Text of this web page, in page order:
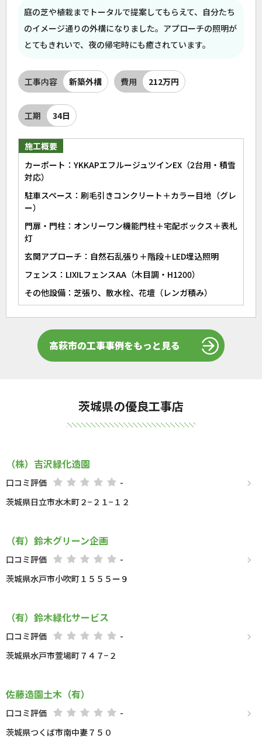
庭の芝や植栽までトータルで提案してもらえて、自分たち
のイメージ通りの外構になりました。アプローチの照明が
とてもきれいで、夜の帰宅時にも癒されています。
工事内容 新築外構 費用 212万円
工期 34日
施工概要
カーポート：YKKAPエフルージュツインEX（2台用・積雪
対応）
駐車スペース：刷毛引きコンクリート＋カラー目地（グレ
ー）
門扉・門柱：オンリーワン機能門柱＋宅配ボックス＋表札
灯
玄関アプローチ：自然石乱張り＋階段＋LED埋込照明
フェンス：LIXILフェンスAA（木目調・H1200）
その他設備：芝張り、散水栓、花壇（レンガ積み）
高萩市の工事事例をもっと見る
茨城県の優良工事店
（株）吉沢緑化造園
口コミ評価
-
茨城県日立市水木町２−２１−１２
（有）鈴木グリーン企画
口コミ評価
-
茨城県水戸市小吹町１５５５ー９
（有）鈴木緑化サービス
口コミ評価
-
茨城県水戸市萱場町７４７−２
佐藤造園土木（有）
口コミ評価
-
茨城県つくば市南中妻７５０